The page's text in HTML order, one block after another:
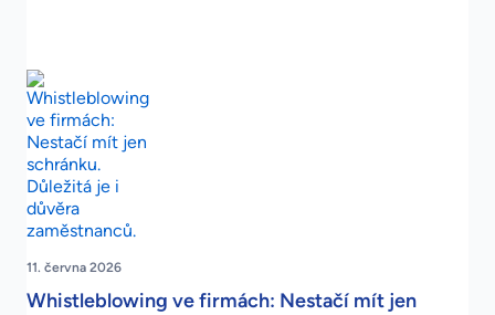
11. června 2026
Whistleblowing ve firmách: Nestačí mít jen